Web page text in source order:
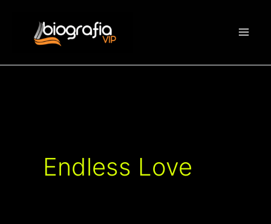
contenuto
Endless Love